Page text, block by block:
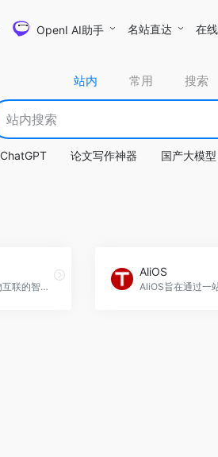
OpenI AI助手 名站直达 在
站内 常用 搜索
ChatGPT 论文写作神器 国产大模型
华为致力于构建万物互联的智能世界，提供领先的ICT基础设施和智能终端。
AliOS